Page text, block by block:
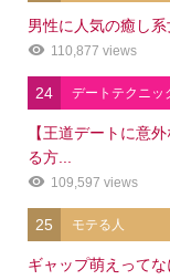
男性に人気の癒し
110,877 views
24 デートテクニッ
【王道デートに意
る方...
109,597 views
25 モテる人
ギャップ萌えって